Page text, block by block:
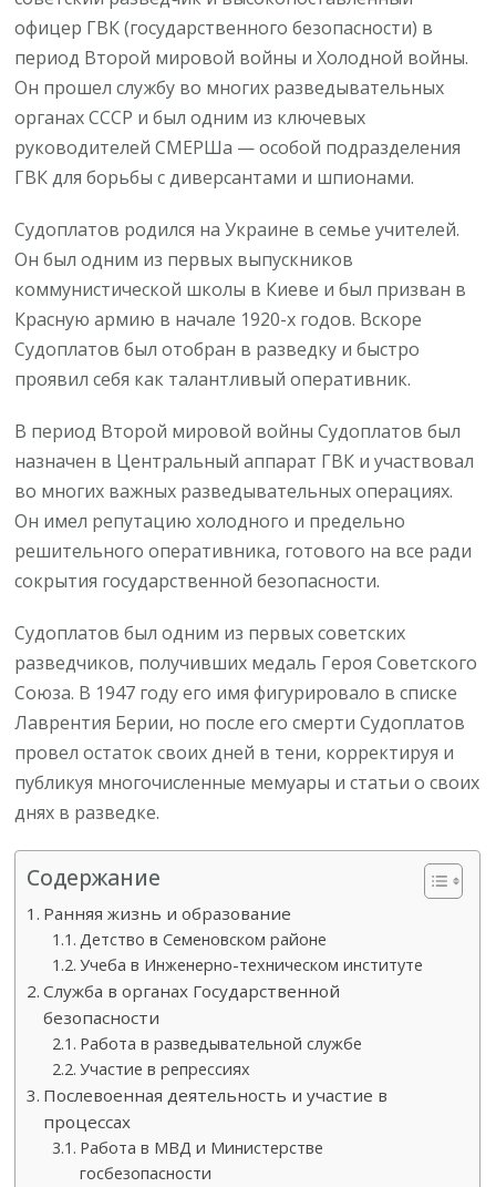
офицер ГВК (государственного безопасности) в
период Второй мировой войны и Холодной войны.
Он прошел службу во многих разведывательных
органах СССР и был одним из ключевых
руководителей СМЕРШа — особой подразделения
ГВК для борьбы с диверсантами и шпионами.
Судоплатов родился на Украине в семье учителей.
Он был одним из первых выпускников
коммунистической школы в Киеве и был призван в
Красную армию в начале 1920-х годов. Вскоре
Судоплатов был отобран в разведку и быстро
проявил себя как талантливый оперативник.
В период Второй мировой войны Судоплатов был
назначен в Центральный аппарат ГВК и участвовал
во многих важных разведывательных операциях.
Он имел репутацию холодного и предельно
решительного оперативника, готового на все ради
сокрытия государственной безопасности.
Судоплатов был одним из первых советских
разведчиков, получивших медаль Героя Советского
Союза. В 1947 году его имя фигурировало в списке
Лаврентия Берии, но после его смерти Судоплатов
провел остаток своих дней в тени, корректируя и
публикуя многочисленные мемуары и статьи о своих
днях в разведке.
Содержание
Ранняя жизнь и образование
Детство в Семеновском районе
Учеба в Инженерно-техническом институте
Служба в органах Государственной
безопасности
Работа в разведывательной службе
Участие в репрессиях
Послевоенная деятельность и участие в
процессах
Работа в МВД и Министерстве
госбезопасности